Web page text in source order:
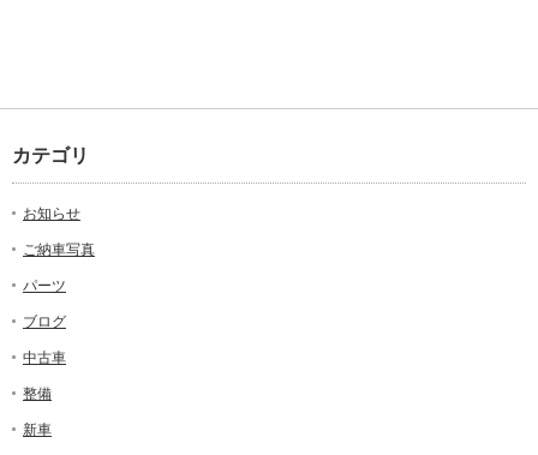
カテゴリ
お知らせ
ご納車写真
パーツ
ブログ
中古車
整備
新車